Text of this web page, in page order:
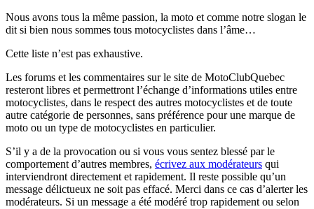
Nous avons tous la même passion, la moto et comme notre slogan le
dit si bien nous sommes tous motocyclistes dans l’âme…
Cette liste n’est pas exhaustive.
Les forums et les commentaires sur le site de MotoClubQuebec
resteront libres et permettront l’échange d’informations utiles entre
motocyclistes, dans le respect des autres motocyclistes et de toute
autre catégorie de personnes, sans préférence pour une marque de
moto ou un type de motocyclistes en particulier.
S’il y a de la provocation ou si vous vous sentez blessé par le
comportement d’autres membres, écrivez aux modérateurs qui
interviendront directement et rapidement. Il reste possible qu’un
message délictueux ne soit pas effacé. Merci dans ce cas d’alerter les
modérateurs. Si un message a été modéré trop rapidement ou selon